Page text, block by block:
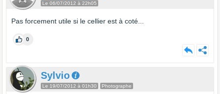
Le 06/07/2012 à 22h05
Pas forcement utile si le cellier est à coté...
0
Sylvio
Le 19/07/2012 à 01h30 Photographe